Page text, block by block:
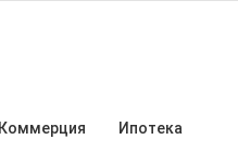
Коммерция Ипотека